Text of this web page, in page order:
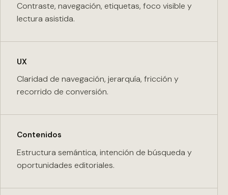
Contraste, navegación, etiquetas, foco visible y
lectura asistida.
UX
Claridad de navegación, jerarquía, fricción y
recorrido de conversión.
Contenidos
Estructura semántica, intención de búsqueda y
oportunidades editoriales.